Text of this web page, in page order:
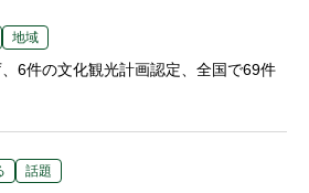
地域
6件の文化観光計画認定、全国で69件
話題